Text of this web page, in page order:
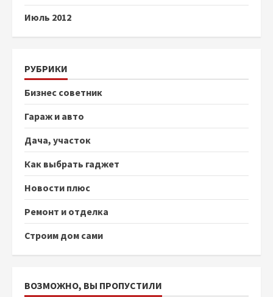
Июль 2012
РУБРИКИ
Бизнес советник
Гараж и авто
Дача, участок
Как выбрать гаджет
Новости плюс
Ремонт и отделка
Строим дом сами
ВОЗМОЖНО, ВЫ ПРОПУСТИЛИ